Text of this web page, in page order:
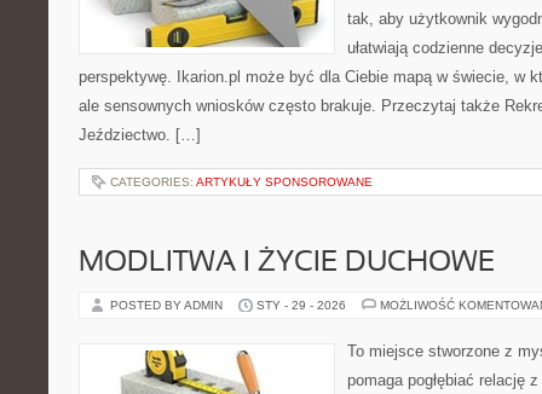
tak, aby użytkownik
ułatwiają codzienne
perspektywę. Ikarion.pl może być dla Ciebie mapą w świecie, w
ale sensownych wniosków często brakuje. Przeczytaj także
Jeździectwo. […]
CATEGORIES: ARTYKUŁY SPONSOROWANE
MODLITWA I ŻYCIE DUCHOWE
POSTED BY ADMIN STY - 29 - 2026 MOŻLIWOŚĆ
To miejsce stworzone z
pomaga pogłębiać relację